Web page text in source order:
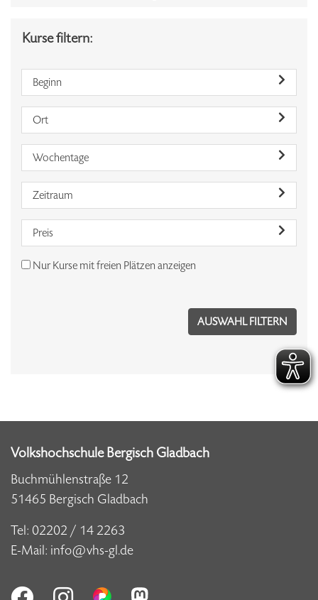
Kurse filtern:
Beginn
Ort
Wochentage
Zeitraum
Preis
Nur Kurse mit freien Plätzen anzeigen
Volkshochschule Bergisch Gladbach
Buchmühlenstraße 12
51465 Bergisch Gladbach
Tel: 02202 / 14 2263
E-Mail: info@vhs-gl.de